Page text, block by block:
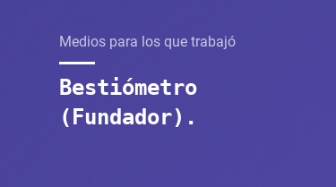
Medios para los que trabajó
Bestiómetro
(Fundador).